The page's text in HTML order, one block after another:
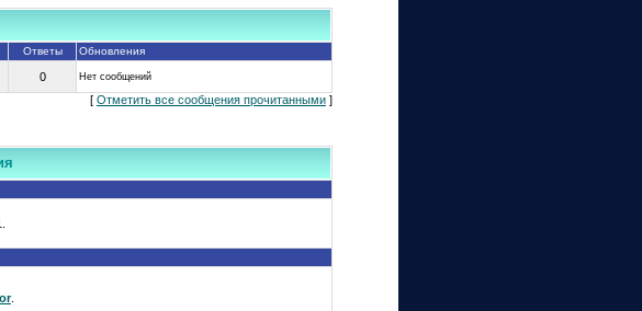
Ответы Обновления
0 Нет сообщений
[ Отметить все сообщения прочитанными ]
.